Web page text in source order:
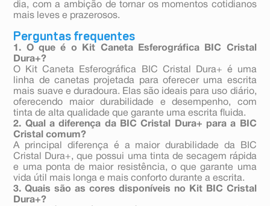
dia, com a ambição de tornar os momentos cotidianos
mais leves e prazerosos.
Perguntas frequentes
1. O que é o Kit Caneta Esferográfica BIC Cristal
Dura+?
O Kit Caneta Esferográfica BIC Cristal Dura+ é uma
linha de canetas projetada para oferecer uma escrita
mais suave e duradoura. Elas são ideais para uso diário,
oferecendo maior durabilidade e desempenho, com
tinta de alta qualidade que garante uma escrita fluida.
2. Qual a diferença da BIC Cristal Dura+ para a BIC
Cristal comum?
A principal diferença é a maior durabilidade da BIC
Cristal Dura+, que possui uma tinta de secagem rápida
e uma ponta de maior resistência, o que garante uma
vida útil mais longa e mais conforto durante a escrita.
3. Quais são as cores disponíveis no Kit BIC Cristal
Dura+?